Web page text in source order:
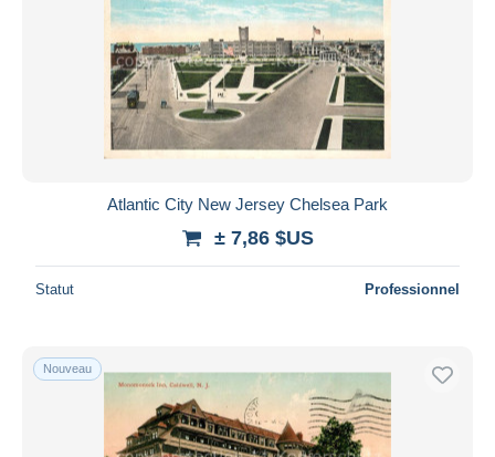
Atlantic City New Jersey Chelsea Park
± 7,86 $US
Statut Professionnel
Nouveau